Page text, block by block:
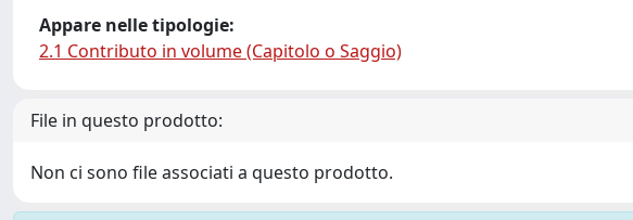
Appare nelle tipologie:
2.1 Contributo in volume (Capitolo o Saggio)
File in questo prodotto:
Non ci sono file associati a questo prodotto.